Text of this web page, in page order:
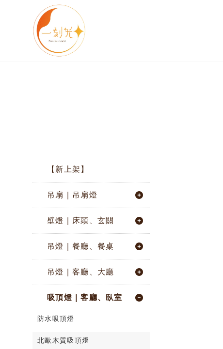
【新上架】
吊扇｜吊扇燈
壁燈｜床頭、玄關
吊燈｜餐廳、餐桌
吊燈｜客廳、大廳
吸頂燈｜客廳、臥室
防水吸頂燈
北歐木質吸頂燈